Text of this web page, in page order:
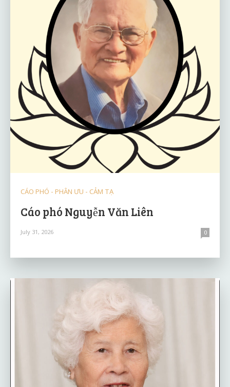
CÁO PHÓ - PHÂN ƯU - CẢM TẠ
Cáo phó Nguyễn Văn Liên
July 31, 2026 0